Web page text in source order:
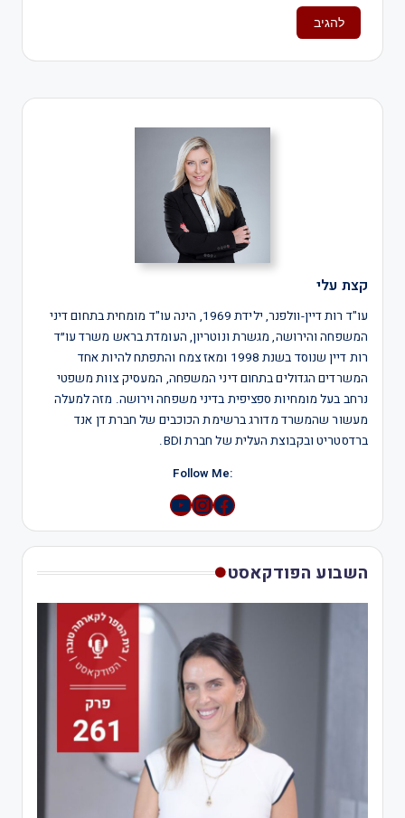
קצת עלי
עו"ד רות דיין-וולפנר, ילידת 1969, הינה עו"ד מומחית בתחום דיני
המשפחה והירושה, מגשרת ונוטריון, העומדת בראש משרד עו״ד
רות דיין שנוסד בשנת 1998 ומאז צמח והתפתח להיות אחד
המשרדים הגדולים בתחום דיני המשפחה, המעסיק צוות משפטי
נרחב בעל מומחיות ספציפית בדיני משפחה וירושה. מזה למעלה
מעשור שהמשרד מדורג ברשימת הכוכבים של חברת דן אנד
ברדסטריט ובקבוצת העלית של חברת BDI.
:Follow Me
Instagram
YouTube
השבוע הפודקאסט